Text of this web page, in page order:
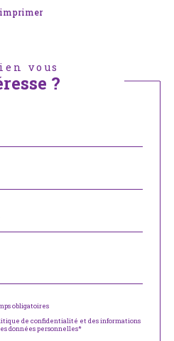
imprimer
vous
?
obligatoires
de confidentialité et des informations
données personnelles*